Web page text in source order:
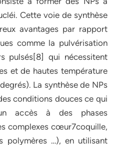
Cette voie de synthèse
avantages par rapport
comme la pulvérisation
pulsés[8] qui nécessitent
et de hautes température
La synthèse de NPs
conditions douces ce qui
accès à des phases
complexes cœur7coquille,
polymères …), en utilisant